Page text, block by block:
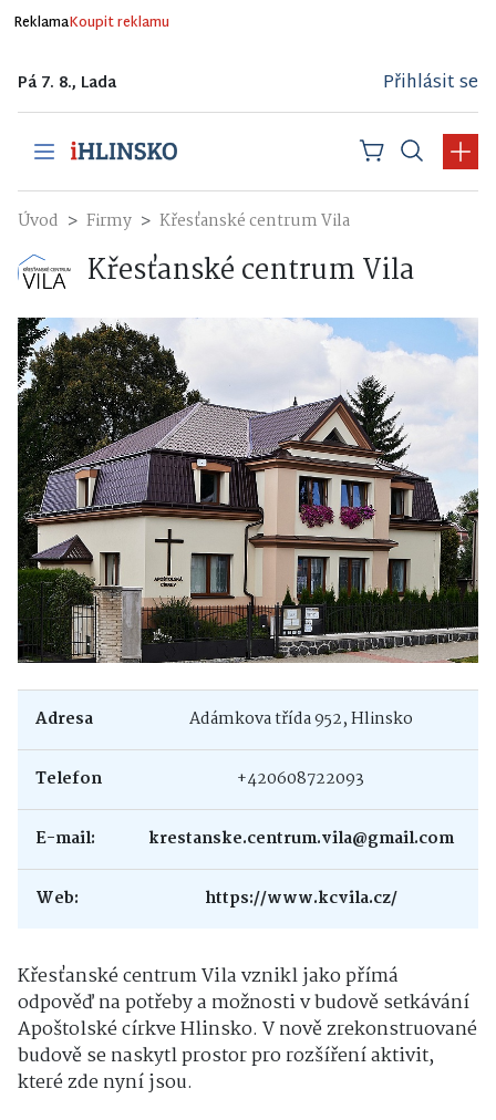
ReklamaKoupit reklamu
Pá 7. 8., Lada Přihlásit se
Úvod Firmy Křesťanské centrum Vila
Křesťanské centrum Vila
Adresa Adámkova třída 952, Hlinsko
Telefon +420608722093
E-mail: krestanske.centrum.vila@gmail.com
Web: https://www.kcvila.cz/
Křesťanské centrum Vila vznikl jako přímá
odpověď na potřeby a možnosti v budově setkávání
Apoštolské církve Hlinsko. V nově zrekonstruované
budově se naskytl prostor pro rozšíření aktivit,
které zde nyní jsou.